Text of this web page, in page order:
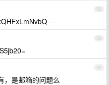
52
53
54
，是邮箱的问题么